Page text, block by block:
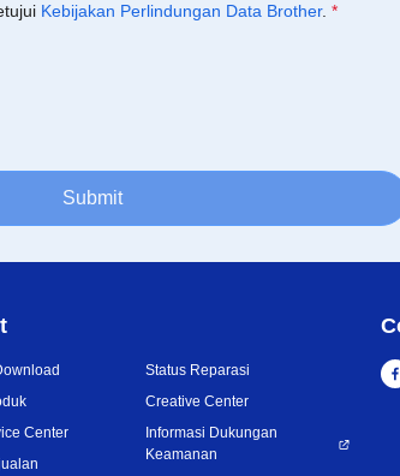
Kebijakan Perlindungan Data Brother. *
Submit
Center
Status Reparasi
Creative Center
Informasi Dukungan
Keamanan